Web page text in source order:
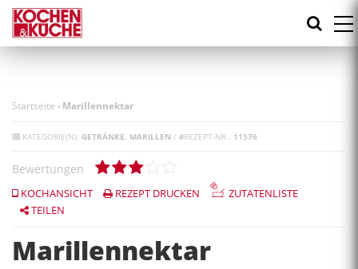
Direkt
zum
Inhalt
Startseite -Marillennektar
KATEGORIE(N): GETRÄNKE MARILLEN / #REZEPT-NR.: 11576
Bewertungen
KOCHANSICHT REZEPT DRUCKEN
ZUTATENLISTE
TEILEN
Marillennektar